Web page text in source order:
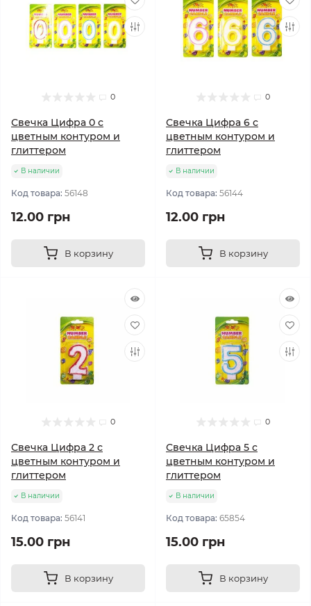
0
Свечка Цифра 0 с
цветным контуром и
глиттером
В наличии
Код товара: 56148
12.00 грн
В корзину
0
Свечка Цифра 6 с
цветным контуром и
глиттером
В наличии
Код товара: 56144
12.00 грн
В корзину
0
Свечка Цифра 2 с
цветным контуром и
глиттером
В наличии
Код товара: 56141
15.00 грн
В корзину
0
Свечка Цифра 5 с
цветным контуром и
глиттером
В наличии
Код товара: 65854
15.00 грн
В корзину